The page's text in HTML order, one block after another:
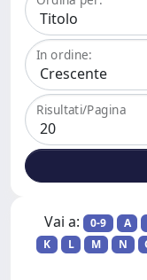
In ordine:
Risultati/Pagina
Vai a: 0-9 A
K
L M N